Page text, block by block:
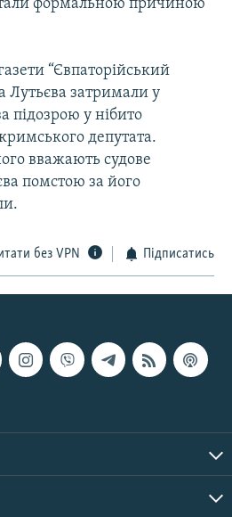
формальною причиною
“Євпаторійський
Лутьєва затримали у
пiдозрою у нiбито
депутата.
вважають судове
помстою за його
без VPN Підписатись